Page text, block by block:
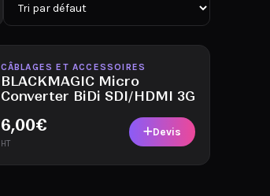
Disponible
CÂBLAGES ET ACCESSOIRES
BLACKMAGIC Micro
Converter BiDi SDI/HDMI 3G
6,00€
HT
Devis